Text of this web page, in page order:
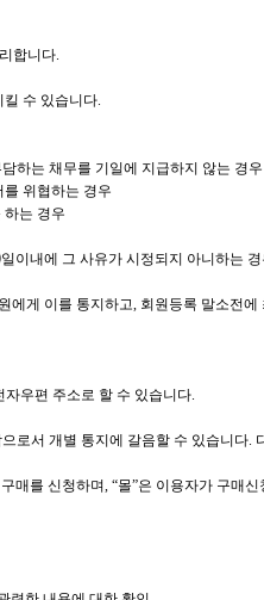
합니다.
수 있습니다.
하는 채무를 기일에 지급하지 않는 경우
위협하는 경우
하는 경우
내에 그 사유가 시정되지 아니하는
게 이를 통지하고, 회원등록 말소전
우편 주소로 할 수 있습니다.
로서 개별 통지에 갈음할 수 있습니
매를 신청하며, “몰”은 이용자가 구